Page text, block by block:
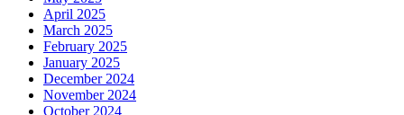
April 2025
March 2025
February 2025
January 2025
December 2024
November 2024
October 2024